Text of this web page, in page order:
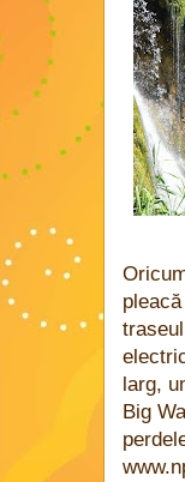
larg,
Big